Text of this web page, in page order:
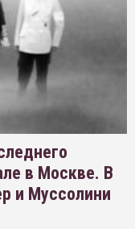
в Москве. В
и Муссолини